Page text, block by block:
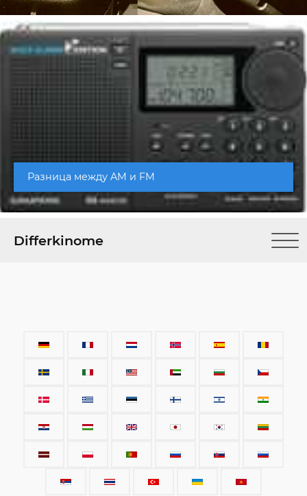
Разница между AM и FM
Differkinome